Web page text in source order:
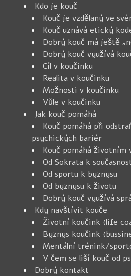
Kdo je kouč
Kouč je vzdělaný ve
Kouč uznává etický
Dobrý kouč má ještě
Dobrý kouč využívá
Cíl v koučinku
Realita v koučinku
Možnosti v koučinku
Vůle v koučinku
Jak kouč pomáhá
Kouč pomáhá při
psychických bariér
Kouč pomáhá životním
Od Sokrata k
Od sportu k byznysu
Od byznysu k životu
Dobrý kouč využívá
Kdy navštívit kouče
Životní koučink (life
Byznys koučink
Mentální trénink/
V čem se liší kouč od
Dobrý kontakt